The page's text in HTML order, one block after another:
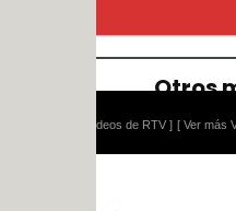
[ Ver más Vídeos didácticos ]